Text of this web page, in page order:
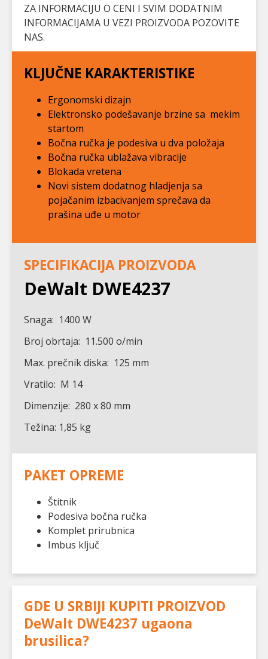
ZA INFORMACIJU O CENI I SVIM DODATNIM
INFORMACIJAMA U VEZI PROIZVODA POZOVITE
NAS.
KLJUČNE KARAKTERISTIKE
Ergonomski dizajn
Elektronsko podešavanje brzine sa mekim
startom
Bočna ručka je podesiva u dva položaja
Bočna ručka ublažava vibracije
Blokada vretena
Novi sistem dodatnog hladjenja sa
pojačanim izbacivanjem sprečava da
prašina uđe u motor
SPECIFIKACIJA PROIZVODA
DeWalt DWE4237
Snaga: 1400 W
Broj obrtaja: 11.500 o/min
Max. prečnik diska: 125 mm
Vratilo: M 14
Dimenzije: 280 x 80 mm
Težina: 1,85 kg
PAKET OPREME
Štitnik
Podesiva bočna ručka
Komplet prirubnica
Imbus ključ
GDE U SRBIJI KUPITI PROIZVOD
DeWalt DWE4237 ugaona
brusilica?